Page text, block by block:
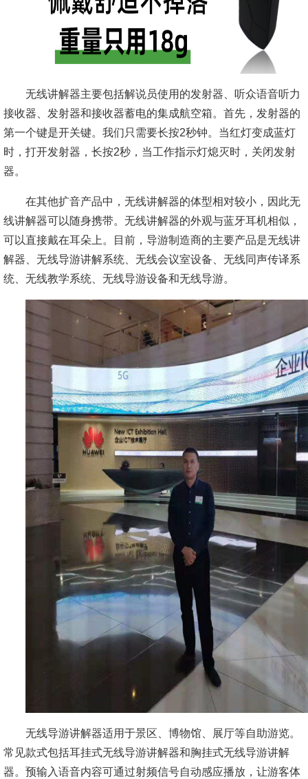
无线讲解器主要包括解说员使用的发射器、听众语音听力
接收器、发射器和接收器蓄电的集成航空箱。首先，发射器的
第一个键是开关键。我们只需要长按2秒钟。当红灯变成蓝灯
时，打开发射器，长按2秒，当工作指示灯熄灭时，关闭发射
器。
在其他扩音产品中，无线讲解器的体型相对较小，因此无
线讲解器可以随身携带。无线讲解器的外观与蓝牙耳机相似，
可以直接戴在耳朵上。目前，导游制造商的主要产品是无线讲
解器、无线导游讲解系统、无线会议室设备、无线同声传译系
统、无线教学系统、无线导游设备和无线导游。
无线导游讲解器适用于景区、博物馆、展厅等自助游览。
常见款式包括耳挂式无线导游讲解器和胸挂式无线导游讲解
器。预输入语音内容可通过射频信号自动感应播放，让游客体